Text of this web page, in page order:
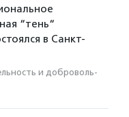
“тень“
в Санкт-
и доброволь­